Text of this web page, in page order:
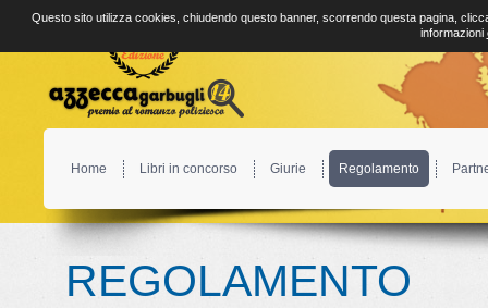
Home Libri in concorso Giurie Regolamento
REGOLAMENTO
Questo sito utilizza cookies, chiudendo questo banner, scorrendo questa pagina,
informazioni